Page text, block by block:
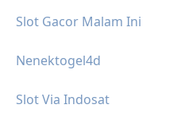
Slot Gacor Malam Ini
Nenektogel4d
Slot Via Indosat